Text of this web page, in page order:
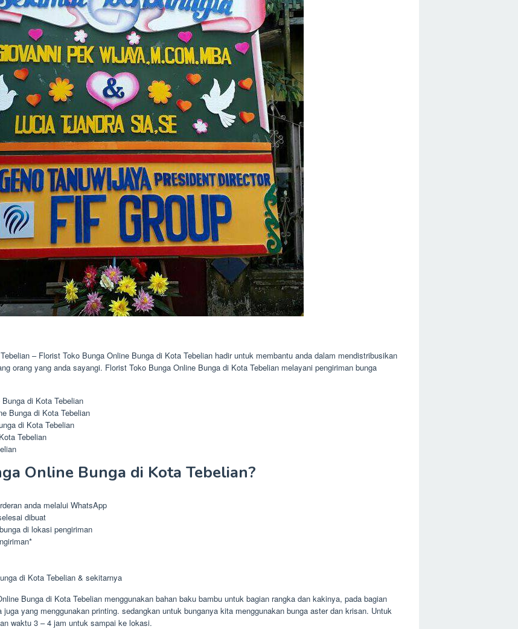
– Florist Toko Bunga Online Bunga di Kota Tebelian hadir untuk membantu anda dalam mendistribusikan
orang yang anda sayangi. Florist Toko Bunga Online Bunga di Kota Tebelian melayani pengiriman bunga
di Kota Tebelian
Bunga di Kota Tebelian
di Kota Tebelian
Tebelian
Online Bunga di Kota Tebelian?
anda melalui WhatsApp
dibuat
di lokasi pengiriman
di Kota Tebelian & sekitarnya
Bunga di Kota Tebelian menggunakan bahan baku bambu untuk bagian rangka dan kakinya, pada bagian
yang menggunakan printing. sedangkan untuk bunganya kita menggunakan bunga aster dan krisan. Untuk
waktu 3 – 4 jam untuk sampai ke lokasi.